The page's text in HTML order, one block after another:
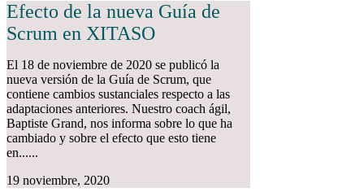
Efecto de la nueva Guía de
Scrum en XITASO
El 18 de noviembre de 2020 se publicó la
nueva versión de la Guía de Scrum, que
contiene cambios sustanciales respecto a las
adaptaciones anteriores. Nuestro coach ágil,
Baptiste Grand, nos informa sobre lo que ha
cambiado y sobre el efecto que esto tiene
en......
19 noviembre, 2020